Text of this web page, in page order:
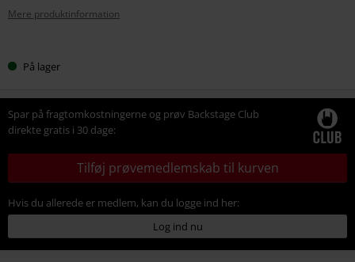
Mere produktinformation
dinPå lager
Spar på fragtomkostningerne og prøv Backstage Club
direkte gratis i 30 dage:
Tilføj prøvemedlemskab til kurven
Hvis du allerede er medlem, kan du logge ind her:
Log ind nu